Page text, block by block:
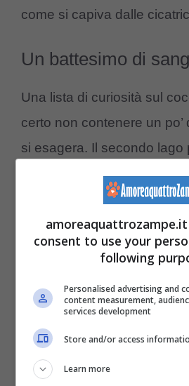
come si capiva dalle
Un battesimo di
Una lista di curiosità sul
certo non contenere un
si esagera. Il secondo lago
dell’Etiopia si chiama
scura e torbida nasconde
popolazione di coccodrilli,
discreta fame ormai,
affamati e difficili da
dall’andare in quell’acqua
congregazione protestante
consent to use your
following
Personalised advertising and
content measurement,
services development
Store and/or access
Learn more